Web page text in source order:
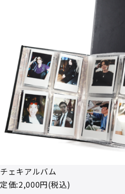
チェキアルバム
定価:2,000円(税込)